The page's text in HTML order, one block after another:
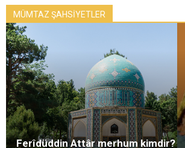
MÜMTAZ ŞAHSİYETLER
Ferîdüddin Attâr merhum kimdir?